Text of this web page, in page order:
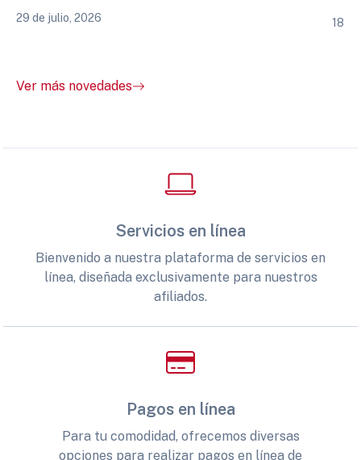
29 de julio, 2026 18
Ver más novedades
Servicios en línea
Bienvenido a nuestra plataforma de servicios en
línea, diseñada exclusivamente para nuestros
afiliados.
Pagos en línea
Para tu comodidad, ofrecemos diversas
opciones para realizar pagos en línea de